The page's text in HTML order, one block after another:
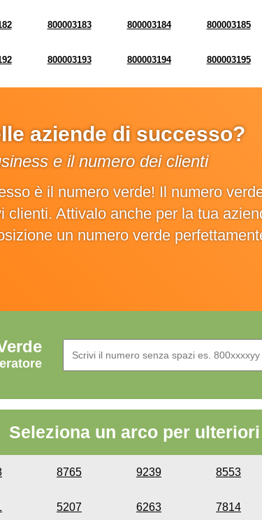
800003183 800003184 800003185
800003193 800003194 800003195
aziende di successo?
e il numero dei clienti
è il numero verde! Il numero
clienti. Attivalo anche per la tua
un numero verde
Seleziona un arco per
8765 9239 8553
5207 6263 7814